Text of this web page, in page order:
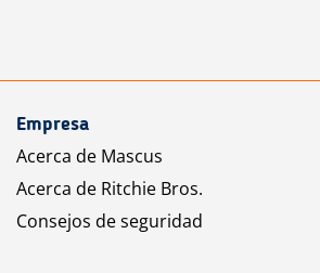
Empresa
Acerca de Mascus
Acerca de Ritchie Bros.
Consejos de seguridad